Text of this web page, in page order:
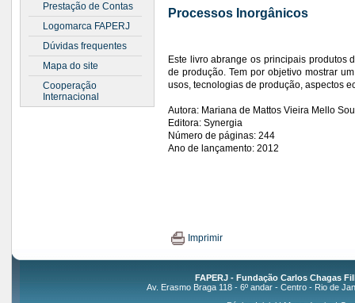
Prestação de Contas
Logomarca FAPERJ
Dúvidas frequentes
Mapa do site
Cooperação
Internacional
Processos Inorgânicos
Este livro abrange os principais produtos
de produção. Tem por objetivo mostrar
usos, tecnologias de produção, aspectos
Autora: Mariana de Mattos Vieira Mello
Editora: Synergia
Número de páginas: 244
Ano de lançamento: 2012
Imprimir
FAPERJ - Fundação Carlos Chagas
Av. Erasmo Braga 118 - 6º andar - Centro - Rio de